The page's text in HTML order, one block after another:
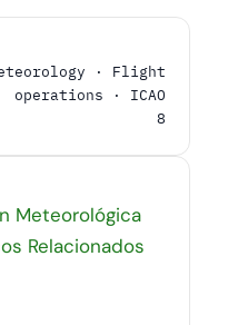
· Flight
operations · ICAO
8
Meteorológica
Relacionados